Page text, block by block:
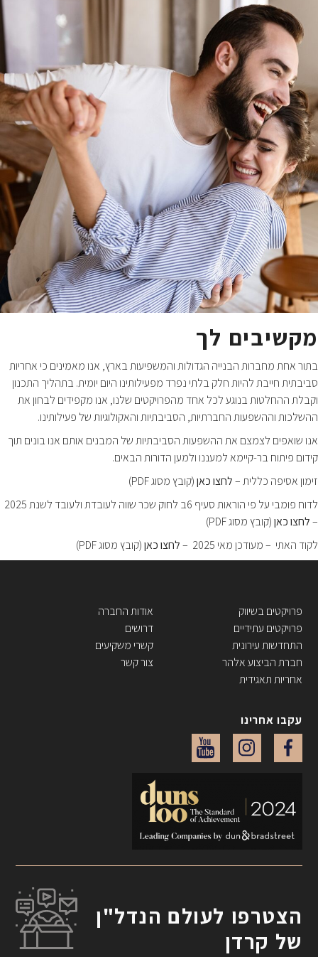
מקשיבים לך
בתור אחת מחברות הבנייה הגדולות והמשפיעות בארץ, אנו מאמינים כי אחריות
סביבתית חייבת להיות חלק בלתי נפרד מפעילותינו היום יומית. בתהליך התכנון
וקבלת ההחלטות בנוגע לכל אחד מהפרויקטים שלנו, אנו מקפידים לבחון את
ההשלכות וההשפעות החברתיות, הסביבתיות והאקולוגיות של פעילותינו.
אנו שואפים לצמצם את ההשפעות הסביבתיות של המבנים אותם אנו בונים תוך
קידום פיתוח בר-קיימא למעננו ולמען הדורות הבאים.
זימון אסיפה כללית –לחצו כאן(קובץ מסוג PDF)
לדוח פומבי על פי הוראות סעיף 6ב לחוק שכר שווה לעובדת ולעובד לשנת 2025
–לחצו כאן(קובץ מסוג PDF)
לקוד האתי – מעודכן מאי 2025 –
לחצו כאן(קובץ מסוג PDF)
פרויקטים בשיווק
פרויקטים עתידיים
התחדשות עירונית
חברת הביצוע אלהר
אחריות תאגידית
אודות החברה
דרושים
קשרי משקיעים
צור קשר
עקבו אחרינו
הצטרפו לעולם הנדל"ן
של קרדן